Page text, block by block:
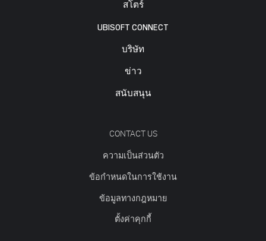
สโตร์
UBISOFT CONNECT
บริษัท
ข่าว
สนับสนุน
CONTACT US
ความเป็นส่วนตัว
ข้อกำหนดในการใช้งาน
ข้อมูลทางกฎหมาย
ตั้งค่าคุกกี้